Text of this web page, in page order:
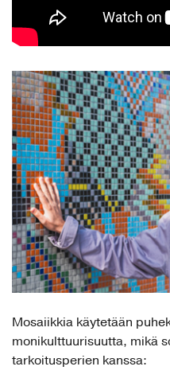
Mosaiikkia käytetään
monikulttuurisuutta, mikä
tarkoitusperien kanssa: